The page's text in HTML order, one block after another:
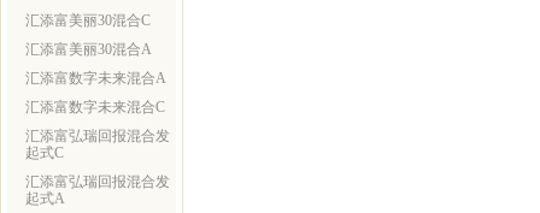
汇添富美丽30混合C
汇添富美丽30混合A
汇添富数字未来混合A
汇添富数字未来混合C
汇添富弘瑞回报混合发
起式C
汇添富弘瑞回报混合发
起式A